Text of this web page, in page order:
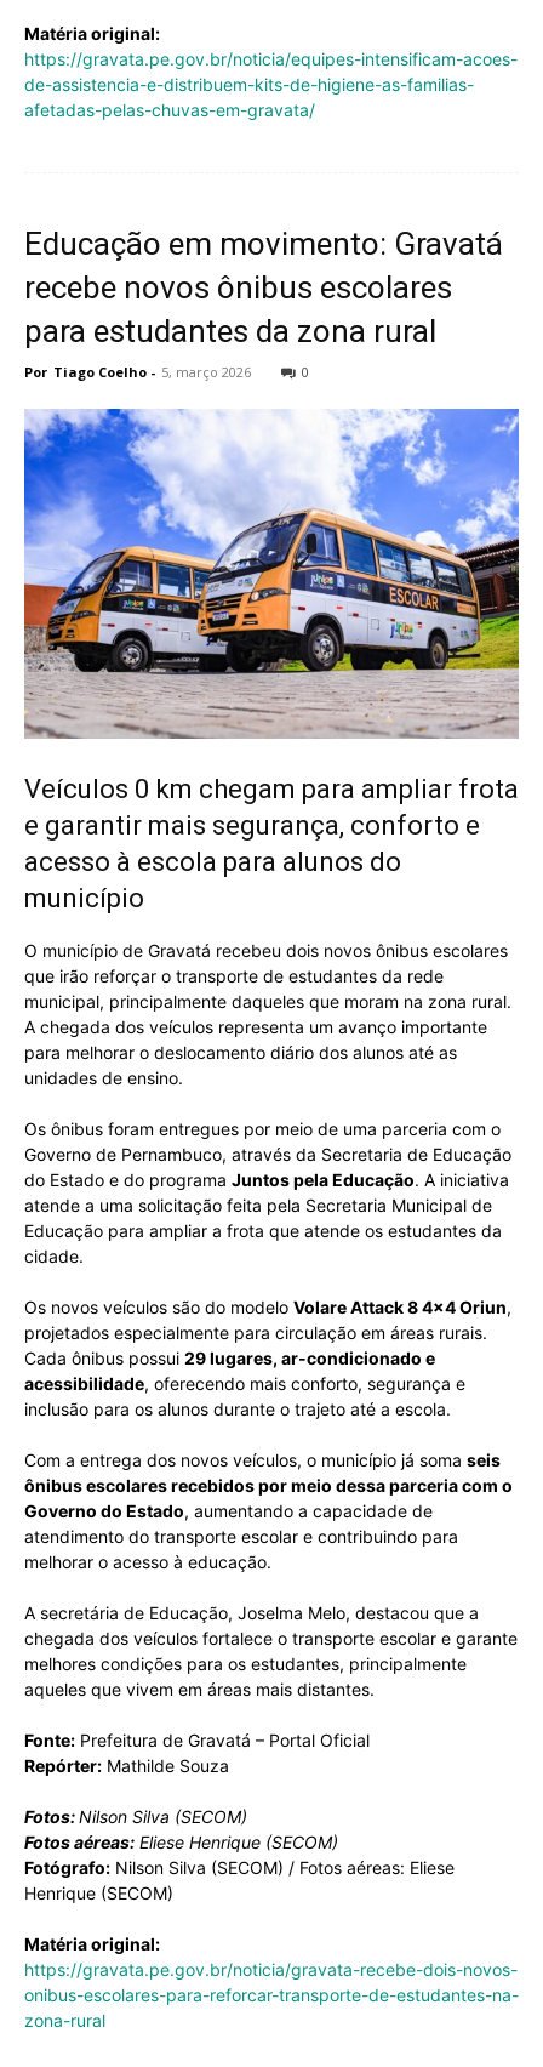
Matéria original:
https://gravata.pe.gov.br/noticia/equipes-intensificam-acoes-
de-assistencia-e-distribuem-kits-de-higiene-as-familias-
afetadas-pelas-chuvas-em-gravata/
Educação em movimento: Gravatá
recebe novos ônibus escolares
para estudantes da zona rural
Por Tiago Coelho - 5, março 2026 0
Veículos 0 km chegam para ampliar frota
e garantir mais segurança, conforto e
acesso à escola para alunos do
município
O município de Gravatá recebeu dois novos ônibus escolares
que irão reforçar o transporte de estudantes da rede
municipal, principalmente daqueles que moram na zona rural.
A chegada dos veículos representa um avanço importante
para melhorar o deslocamento diário dos alunos até as
unidades de ensino.
Os ônibus foram entregues por meio de uma parceria com o
Governo de Pernambuco, através da Secretaria de Educação
do Estado e do programa Juntos pela Educação. A iniciativa
atende a uma solicitação feita pela Secretaria Municipal de
Educação para ampliar a frota que atende os estudantes da
cidade.
Os novos veículos são do modelo Volare Attack 8 4×4 Oriun,
projetados especialmente para circulação em áreas rurais.
Cada ônibus possui 29 lugares, ar-condicionado e
acessibilidade, oferecendo mais conforto, segurança e
inclusão para os alunos durante o trajeto até a escola.
Com a entrega dos novos veículos, o município já soma seis
ônibus escolares recebidos por meio dessa parceria com o
Governo do Estado, aumentando a capacidade de
atendimento do transporte escolar e contribuindo para
melhorar o acesso à educação.
A secretária de Educação, Joselma Melo, destacou que a
chegada dos veículos fortalece o transporte escolar e garante
melhores condições para os estudantes, principalmente
aqueles que vivem em áreas mais distantes.
Fonte: Prefeitura de Gravatá – Portal Oficial
Repórter: Mathilde Souza
Fotos:Nilson Silva (SECOM)
Fotos aéreas: Eliese Henrique (SECOM)
Fotógrafo: Nilson Silva (SECOM) / Fotos aéreas: Eliese
Henrique (SECOM)
Matéria original:
https://gravata.pe.gov.br/noticia/gravata-recebe-dois-novos-
onibus-escolares-para-reforcar-transporte-de-estudantes-na-
zona-rural